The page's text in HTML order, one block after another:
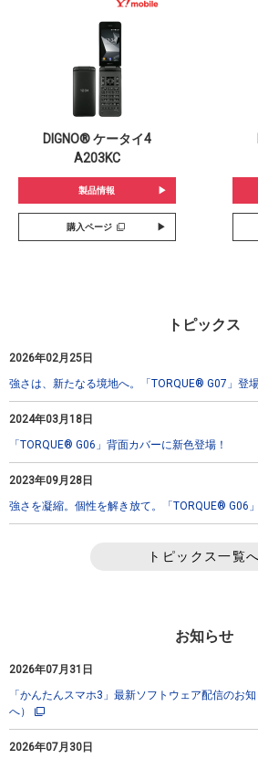
DIGNO® ケータイ4
A203KC
製品情報
購入ページ
トピックス
2026年02月25日
強さは、新たなる境地へ。「TORQUE® G07」登場
2024年03月18日
「TORQUE® G06」背面カバーに新色登場！
2023年09月28日
強さを凝縮。個性を解き放て。「TORQUE® G06
トピックス一覧へ
お知らせ
2026年07月31日
「かんたんスマホ3」最新ソフトウェア配信のお
へ）
2026年07月30日